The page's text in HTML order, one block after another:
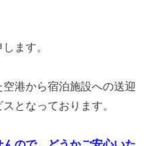
ます。
港から宿泊施設への送迎
となっております。